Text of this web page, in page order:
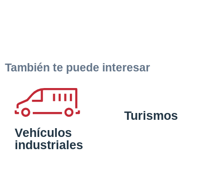
También te puede interesar
Vehículos
industriales
Turismos